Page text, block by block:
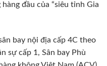
đầu của “siêu tỉnh Gia
bay nội địa cấp 4C theo
sự cấp 1, Sân bay Phù